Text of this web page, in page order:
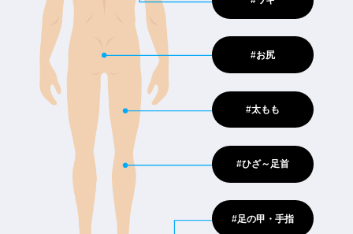
#お尻
#太もも
#ひざ～足首
#足の甲・手指